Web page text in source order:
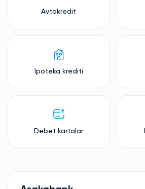
Avtokredit
Ipoteka krediti
Debet kartalar